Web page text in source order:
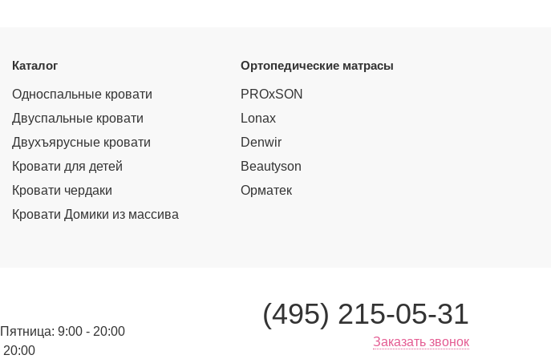
Каталог
Односпальные кровати
Двуспальные кровати
Двухъярусные кровати
Кровати для детей
Кровати чердаки
Кровати Домики из массива
Ортопедические матрасы
PROxSON
Lonax
Denwir
Beautyson
Орматек
9:00 - 20:00
20:00
(495) 215-05-31
Заказать звонок